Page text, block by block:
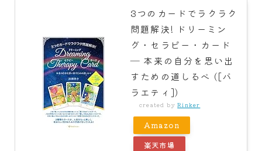
3つのカードでラクラク
問題解決! ドリーミン
グ・セラピー・カード
― 本来の自分を思い出
すための道しるべ ([バ
ラエティ])
created byRinker
Amazon
楽天市場